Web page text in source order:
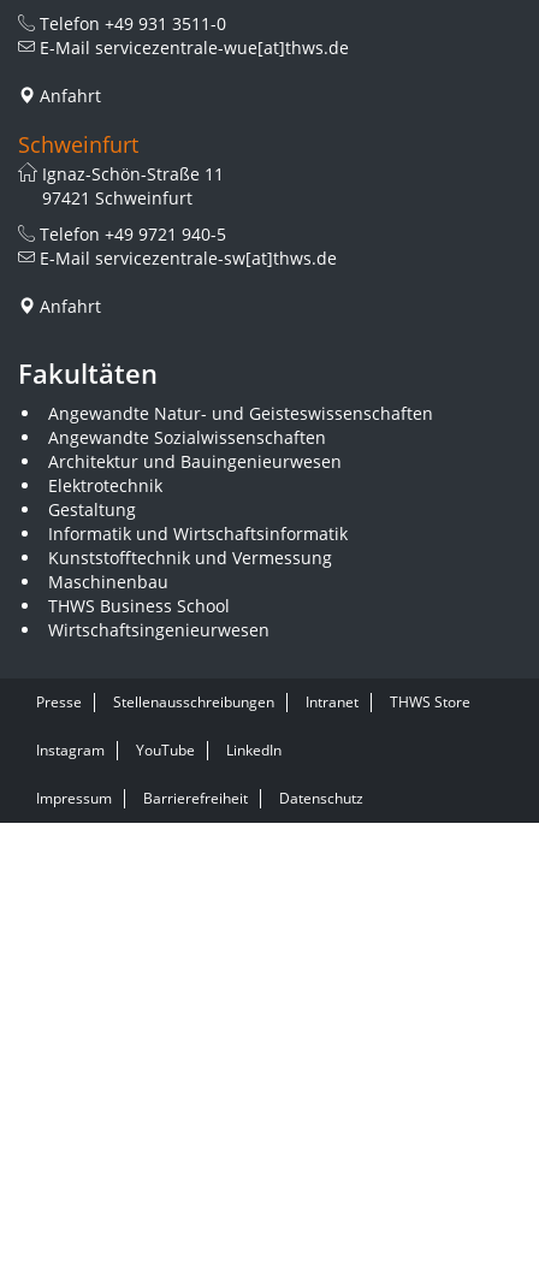
Telefon +49 931 3511-0
E-Mail servicezentrale-wue[at]thws.de
Anfahrt
Schweinfurt
Ignaz-Schön-Straße 11
97421 Schweinfurt
Telefon +49 9721 940-5
E-Mail servicezentrale-sw[at]thws.de
Anfahrt
Fakultäten
Angewandte Natur- und Geisteswissenschaften
Angewandte Sozialwissenschaften
Architektur und Bauingenieurwesen
Elektrotechnik
Gestaltung
Informatik und Wirtschaftsinformatik
Kunststofftechnik und Vermessung
Maschinenbau
THWS Business School
Wirtschaftsingenieurwesen
Presse Stellenausschreibungen Intranet THWS Store
Instagram YouTube LinkedIn
Impressum Barrierefreiheit Datenschutz